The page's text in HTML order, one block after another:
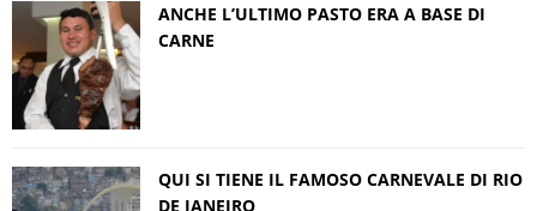
ANCHE L’ULTIMO PASTO ERA A BASE DI
CARNE
QUI SI TIENE IL FAMOSO CARNEVALE DI RIO
DE JANEIRO